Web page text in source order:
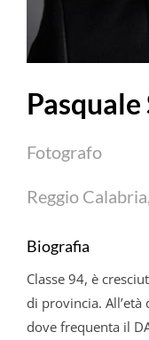
Fotografo
Reggio
Biografia
Classe 94, è
di provincia. All’età
dove frequenta il